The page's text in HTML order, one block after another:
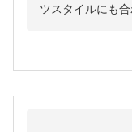
ツスタイルにも